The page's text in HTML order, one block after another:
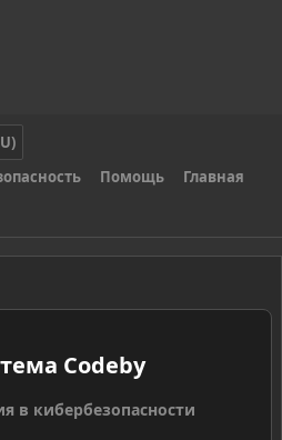
Помощь Главная
Codeby
в кибербезопасности